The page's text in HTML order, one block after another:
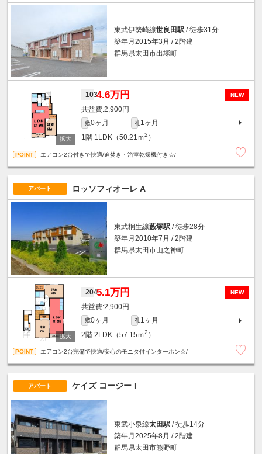
東武伊勢崎線世良田駅 / 徒歩31分
築年月2015年3月 / 2階建
群馬県太田市出塚町
NEW
1034.6万円
2,900円
敷0ヶ月 礼1ヶ月
1階 1LDK（50.21ｍ2 ）
エアコン2台付きで快適/追焚き・浴室乾燥機付き☆/
アパート ロッソフィオーレ A
東武桐生線藪塚駅 / 徒歩28分
築年月2010年7月 / 2階建
群馬県太田市山之神町
NEW
2045.1万円
2,900円
敷0ヶ月 礼1ヶ月
2階 2LDK（57.15ｍ2 ）
エアコン2台完備で快適/安心のモニタ付インターホン☆/
アパート ケイズ コージー I
東武小泉線太田駅 / 徒歩14分
築年月2025年8月 / 2階建
群馬県太田市熊野町